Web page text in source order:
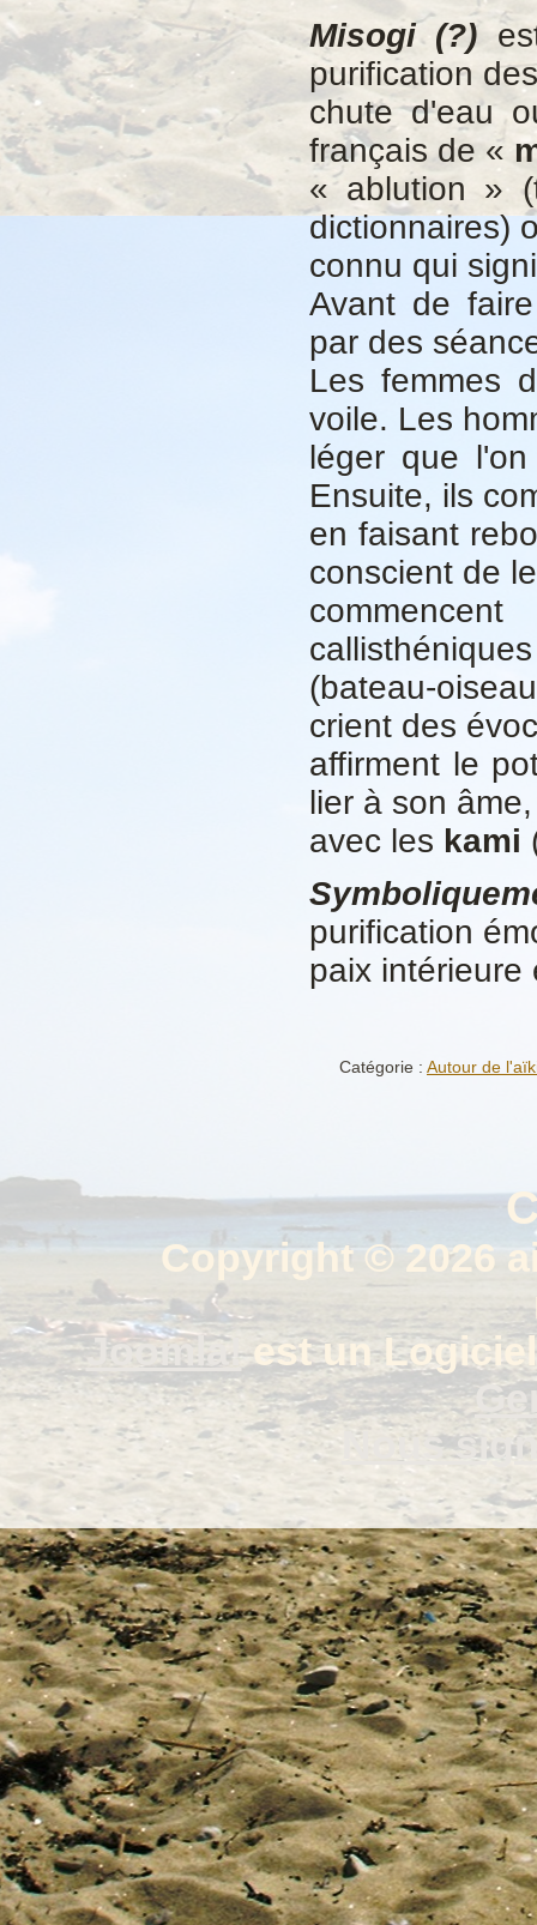
Misogi (?)
purification
chute d'eau
français de «
« ablution »
dictionnaires)
connu qui
Avant de
par des
Les femmes
voile. Les
léger que
Ensuite, ils
en faisant
conscient de
(bateau-
crient des
affirment le
lier à son
avec les kami
purification
paix intérieure
Catégorie : Autour de
Copyright © 2026
Joomla!est un
Nous